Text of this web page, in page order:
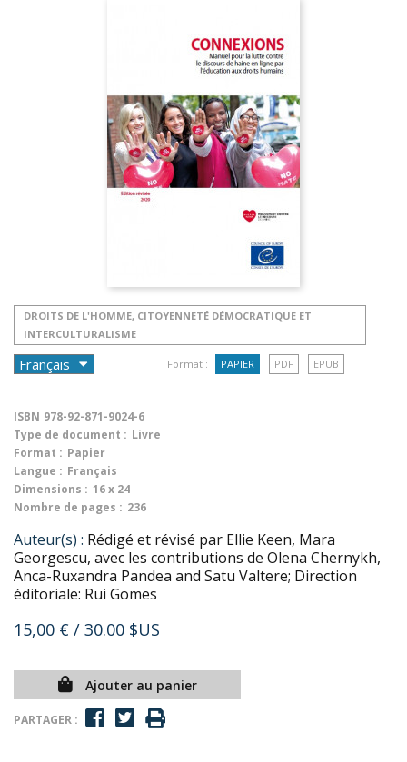
DROITS DE L'HOMME, CITOYENNETÉ DÉMOCRATIQUE ET
INTERCULTURALISME
Format : PAPIER PDF EPUB
ISBN 978-92-871-9024-6
Type de document : Livre
Format : Papier
Langue : Français
Dimensions : 16 x 24
Nombre de pages : 236
Auteur(s) : Rédigé et révisé par Ellie Keen, Mara
Georgescu, avec les contributions de Olena Chernykh,
Anca-Ruxandra Pandea and Satu Valtere; Direction
éditoriale: Rui Gomes
15,00 € / 30.00 $US
Ajouter au panier
PARTAGER :